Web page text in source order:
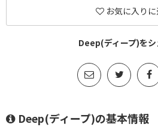
お気に入り
Deep(ディープ)を
Deep(ディープ)の基本情報